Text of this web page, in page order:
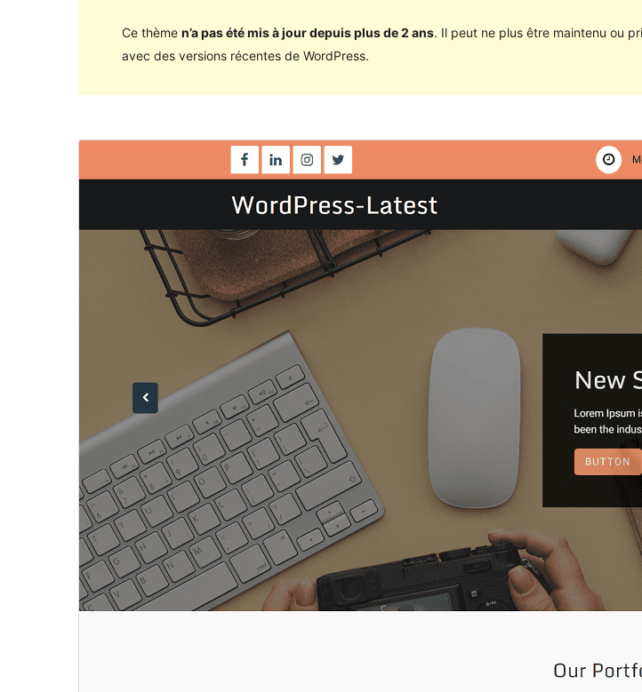
Ce thème n’a pas été mis à jour depuis plus de 2 ans. Il peut ne plus être maintenu ou
avec des versions récentes de WordPress.